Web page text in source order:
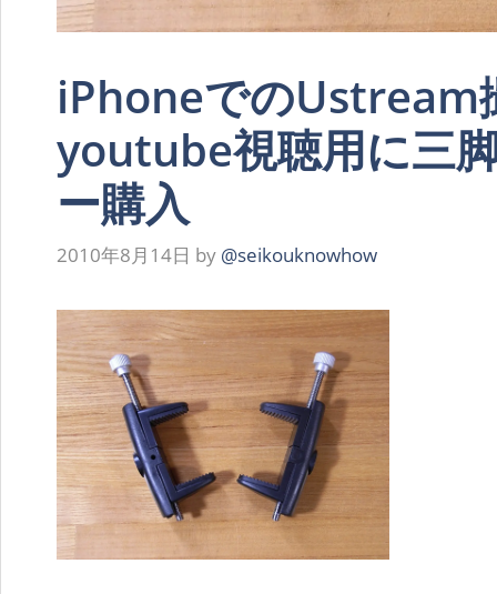
iPhoneでのUstream
youtube視聴用に三
ー購入
2010年8月14日 by @seikouknowhow